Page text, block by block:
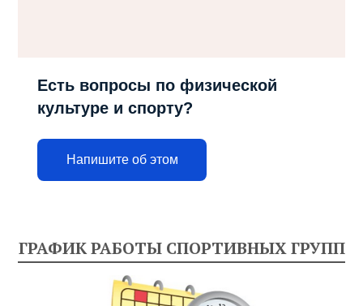
Есть вопросы по физической
культуре и спорту?
Напишите об этом
ГРАФИК РАБОТЫ СПОРТИВНЫХ ГРУПП